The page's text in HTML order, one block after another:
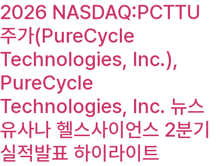
2026 NASDAQ:PCTTU
주가(PureCycle
Technologies, Inc.),
PureCycle
Technologies, Inc. 뉴스
유사나 헬스사이언스 2분기
실적발표 하이라이트